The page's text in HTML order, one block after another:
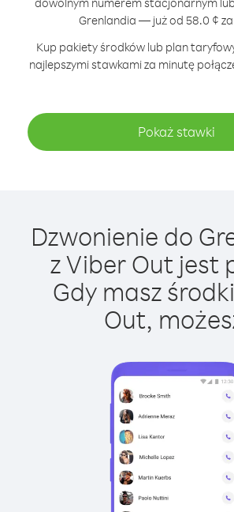
Grenlandia — już od 58.0 ¢
Kup pakiety środków lub plan
najlepszymi stawkami za minutę
Pokaż stawki
Dzwonienie do
z Viber Out jest
Gdy masz
Out,